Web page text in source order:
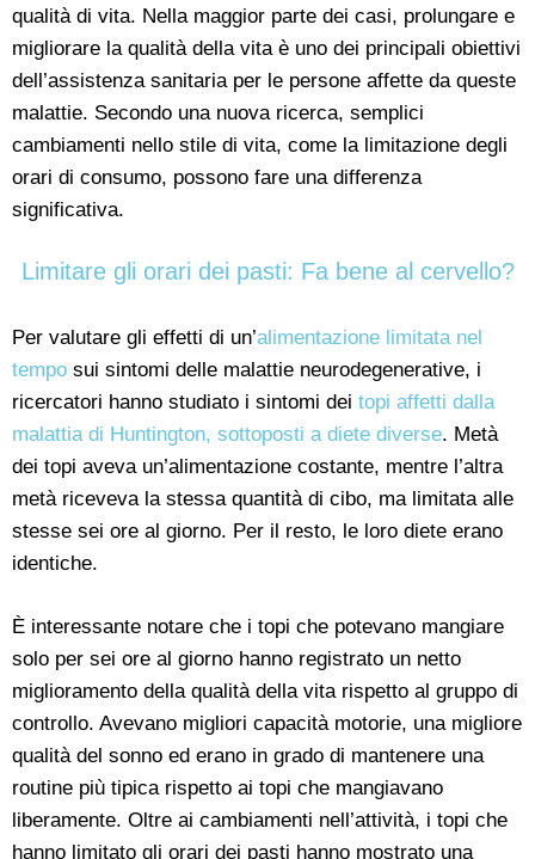
qualità di vita. Nella maggior parte dei casi, prolungare e
migliorare la qualità della vita è uno dei principali obiettivi
dell’assistenza sanitaria per le persone affette da queste
malattie. Secondo una nuova ricerca, semplici
cambiamenti nello stile di vita, come la limitazione degli
orari di consumo, possono fare una differenza
significativa.
Limitare gli orari dei pasti: Fa bene al cervello?
Per valutare gli effetti di un’alimentazione limitata nel
tempo sui sintomi delle malattie neurodegenerative, i
ricercatori hanno studiato i sintomi dei topi affetti dalla
malattia di Huntington, sottoposti a diete diverse. Metà
dei topi aveva un’alimentazione costante, mentre l’altra
metà riceveva la stessa quantità di cibo, ma limitata alle
stesse sei ore al giorno. Per il resto, le loro diete erano
identiche.
È interessante notare che i topi che potevano mangiare
solo per sei ore al giorno hanno registrato un netto
miglioramento della qualità della vita rispetto al gruppo di
controllo. Avevano migliori capacità motorie, una migliore
qualità del sonno ed erano in grado di mantenere una
routine più tipica rispetto ai topi che mangiavano
liberamente. Oltre ai cambiamenti nell’attività, i topi che
hanno limitato gli orari dei pasti hanno mostrato una